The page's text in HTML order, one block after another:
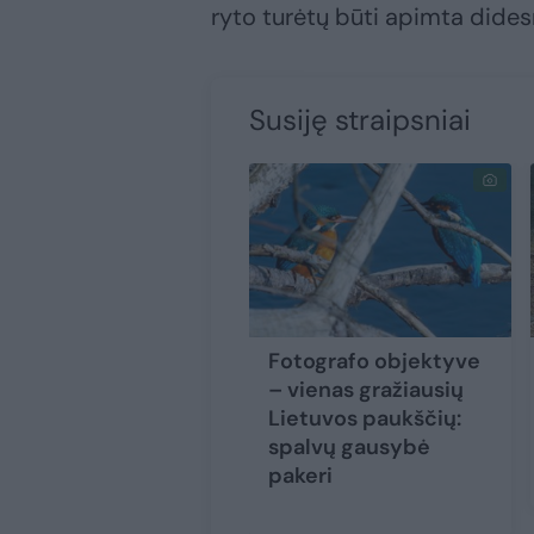
ryto turėtų būti apimta
Susiję straipsniai
Fotografo objektyve
– vienas gražiausių
Lietuvos paukščių:
spalvų gausybė
pakeri